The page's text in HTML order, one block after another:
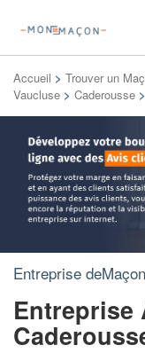
Accueil > Trouver un
Vaucluse > Caderousse >
Entreprise
Entreprise